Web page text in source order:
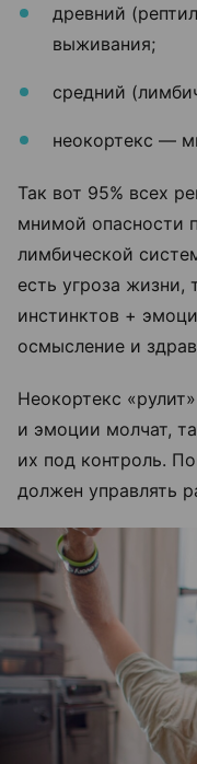
древний
выживания;
средний
неокортекс —
Так вот 95% всех
мнимой опасности
лимбической
есть угроза жизни,
инстинктов +
осмысление и
Неокортекс
и эмоции молчат,
их под контроль.
должен управлять